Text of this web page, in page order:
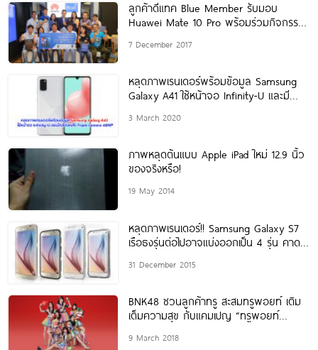
ลูกค้าดีแทค Blue Member รับมอบ
Huawei Mate 10 Pro พร้อมร่วมกิจกรรม
7 December 2017
หลุดภาพเรนเดอร์พร้อมข้อมูล Samsung
Galaxy A41 ใช้หน้าจอ Infinity-U และมี
3 March 2020
ภาพหลุดต้นแบบ Apple iPad ใหม่ 12.9 นิ้ว
ของจริงหรือ!
19 May 2014
หลุดภาพเรนเดอร์!! Samsung Galaxy S7
เรือธงรุ่นต่อไปอาจแบ่งออกเป็น 4 รุ่น คาด
31 December 2015
BNK48 ชวนลูกค้าทรู สะสมทรูพอยท์ เติม
เต็มความสุข กับแคมเปญ “ทรูพอยท์
9 March 2018